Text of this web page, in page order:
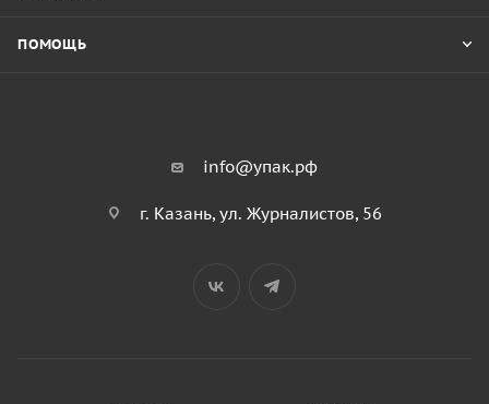
ПОМОЩЬ
info@упак.рф
г. Казань, ул. Журналистов, 56